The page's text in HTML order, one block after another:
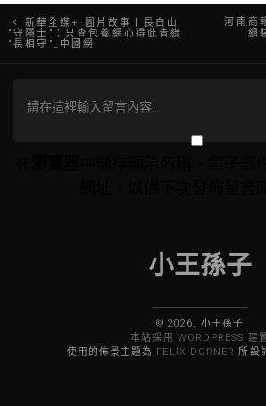
文
章
導
新華全媒+·圖片故事丨長白山
“守隱士”：只查包養網心得此青綠
“長相守”_中國網
河南商
網
小王孫子
© 2026, 小王孫子
本站採用 WORDPRESS 建
使用的佈景主題為
FELIX DORNER 所設